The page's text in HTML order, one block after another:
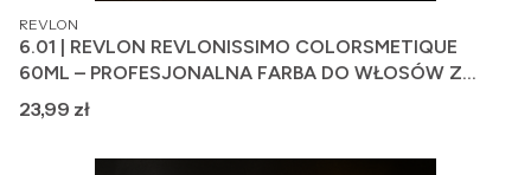
PRODUCENT
REVLON
6.01 | REVLON REVLONISSIMO COLORSMETIQUE
60ML – PROFESJONALNA FARBA DO WŁOSÓW Z
FORMUŁĄ PIELĘGNUJĄCĄ
Cena
23,99 zł